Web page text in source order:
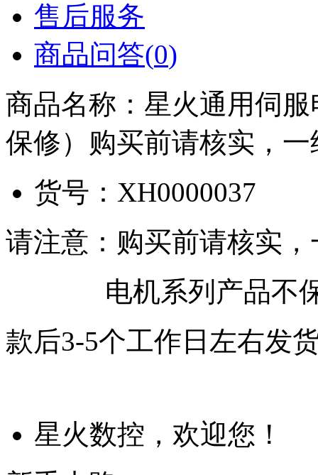
售后服务
商品问答(0)
商品名称： 星火通用伺
保修）购买前请核实，
货号： XH0000037
请注意：购买前请核实
电机系列产品不保
款后3-5个工作日左右发
星火数控，欢迎您！